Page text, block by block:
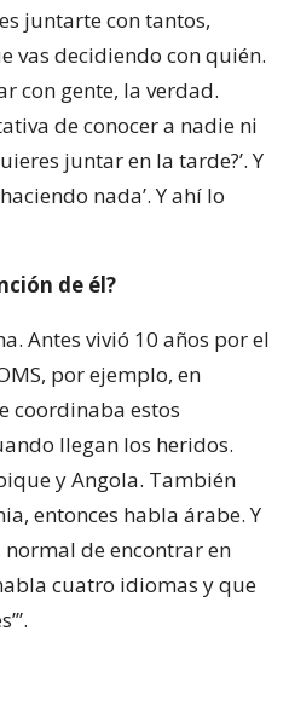
juntarte con tantos,
vas decidiendo con quién.
con gente, la verdad.
de conocer a nadie ni
juntar en la tarde?’. Y
nada’. Y ahí lo
de él?
Antes vivió 10 años por el
por ejemplo, en
coordinaba estos
llegan los heridos.
y Angola. También
entonces habla árabe. Y
normal de encontrar en
cuatro idiomas y que